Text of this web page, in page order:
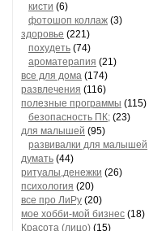
кисти (6)
фотошоп коллаж (3)
здоровье (221)
похудеть (74)
ароматерапия (21)
все для дома (174)
развлечения (116)
полезные программы (115)
безопасность ПК; (23)
для малышей (95)
развивалки для малышей
думать (44)
ритуалы,денежки (26)
психология (20)
все про ЛиРу (20)
мое хобби-мой бизнес (18)
Красота (лицо) (15)